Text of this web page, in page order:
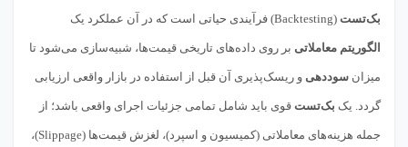
بک‌تست (Backtesting) فرآیندی حیاتی است که در آن عملکرد یک
الگوریتم معاملاتی بر روی داده‌های تاریخی قیمت‌ها، شبیه‌سازی می‌شود تا
میزان سوددهی و ریسک‌پذیری آن قبل از استفاده در بازار واقعی ارزیابی
گردد. یک بک‌تست قوی باید شامل تمامی جزئیات اجرای واقعی باشد؛ از
جمله هزینه‌های معاملاتی (کمیسیون و اسپرد)، لغزش قیمت‌ها (Slippage)،